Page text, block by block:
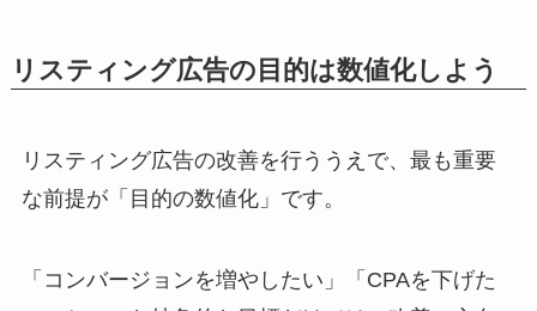
リスティング広告の目的は数値化しよう
リスティング広告の改善を行ううえで、最も重要
な前提が「目的の数値化」です。
「コンバージョンを増やしたい」「CPAを下げた